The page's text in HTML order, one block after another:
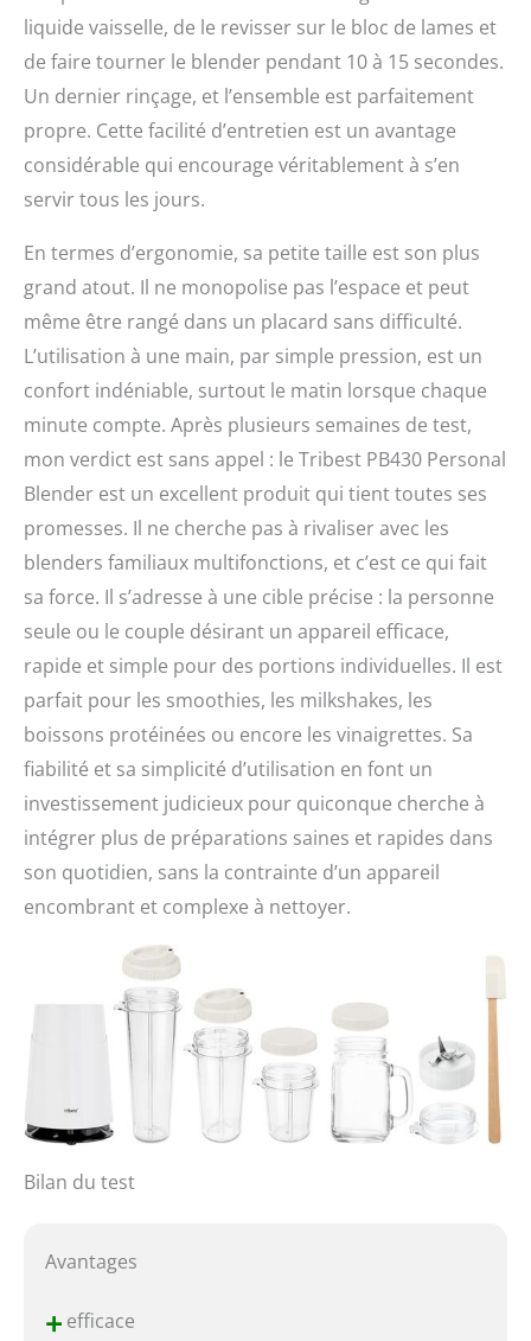
liquide vaisselle, de le revisser sur le bloc de lames et
de faire tourner le blender pendant 10 à 15 secondes.
Un dernier rinçage, et l’ensemble est parfaitement
propre. Cette facilité d’entretien est un avantage
considérable qui encourage véritablement à s’en
servir tous les jours.
En termes d’ergonomie, sa petite taille est son plus
grand atout. Il ne monopolise pas l’espace et peut
même être rangé dans un placard sans difficulté.
L’utilisation à une main, par simple pression, est un
confort indéniable, surtout le matin lorsque chaque
minute compte. Après plusieurs semaines de test,
mon verdict est sans appel : le Tribest PB430 Personal
Blender est un excellent produit qui tient toutes ses
promesses. Il ne cherche pas à rivaliser avec les
blenders familiaux multifonctions, et c’est ce qui fait
sa force. Il s’adresse à une cible précise : la personne
seule ou le couple désirant un appareil efficace,
rapide et simple pour des portions individuelles. Il est
parfait pour les smoothies, les milkshakes, les
boissons protéinées ou encore les vinaigrettes. Sa
fiabilité et sa simplicité d’utilisation en font un
investissement judicieux pour quiconque cherche à
intégrer plus de préparations saines et rapides dans
son quotidien, sans la contrainte d’un appareil
encombrant et complexe à nettoyer.
Bilan du test
Avantages
+efficace